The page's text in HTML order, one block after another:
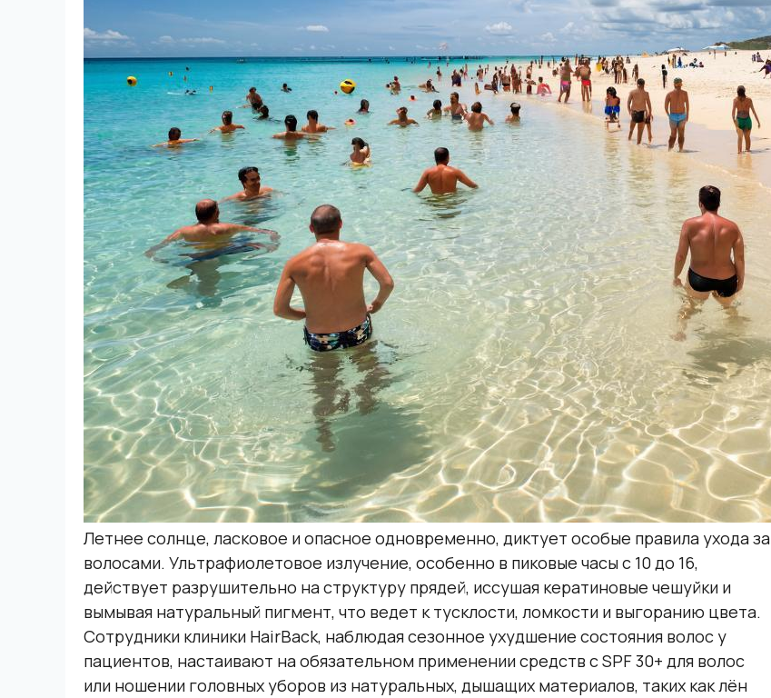
Летнее солнце, ласковое и опасное одновременно, диктует особые правила ухода за
волосами. Ультрафиолетовое излучение, особенно в пиковые часы с 10 до 16,
действует разрушительно на структуру прядей, иссушая кератиновые чешуйки и
вымывая натуральный пигмент, что ведет к тусклости, ломкости и выгоранию цвета.
Сотрудники клиники HairBack, наблюдая сезонное ухудшение состояния волос у
пациентов, настаивают на обязательном применении средств с SPF 30+ для волос
или ношении головных уборов из натуральных, дышащих материалов, таких как лён